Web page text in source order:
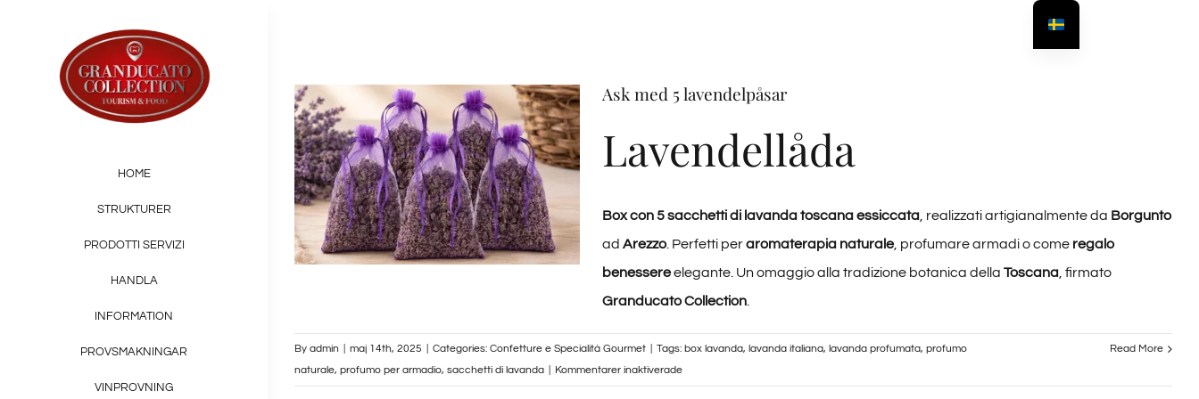
HOME
STRUKTURER
PRODOTTI SERVIZI
HANDLA
INFORMATION
PROVSMAKNINGAR
VINPROVNING
Ask med 5 lavendelpåsar
Lavendellåda
Box con 5 sacchetti di lavanda toscana essiccata, realizzati artigianalmente da Borgunto
ad Arezzo. Perfetti peraromaterapia naturale, profumare armadi o come regalo
benessereelegante. Un omaggio alla tradizione botanica della Toscana, firmato
Granducato Collection.
By admin maj 14th, 2025 Categories: Confetture e Specialità Gourmet Tags: box lavanda, lavanda italiana, lavanda profumata, profumo
naturale, profumo per armadio, sacchetti di lavanda Kommentarer inaktiveradeför
Read More